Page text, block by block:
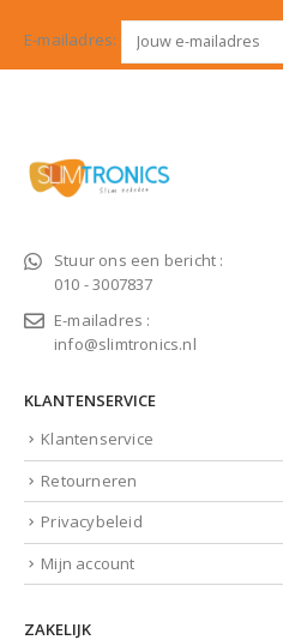
E-mailadres:
Stuur ons een bericht :
010 - 3007837
E-mailadres :
info@slimtronics.nl
KLANTENSERVICE
Klantenservice
Retourneren
Privacybeleid
Mijn account
ZAKELIJK